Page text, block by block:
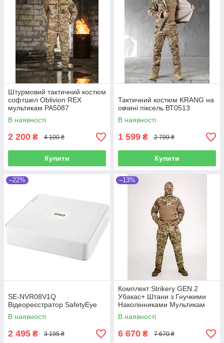
Штурмовий тактичний костюм
софтшел Oblivion REX
мультикам РА5087
В наявності
2 200 ₴ 4 100 ₴
Купити
Тактичний костюм KRANG на
овчині піксель ВТ0513
В наявності
1 599 ₴ 2 799 ₴
Купити
–22%
SE-NVR08V1Q
Відеореєстратор SafetyEye
В наявності
2 495 ₴ 3 195 ₴
–13%
Комплект Strikerу GEN.2
Убакас+ Штани з Гнучкими
Наколінниками Мультикам
Nyco
В наявності
6 670 ₴ 7 670 ₴